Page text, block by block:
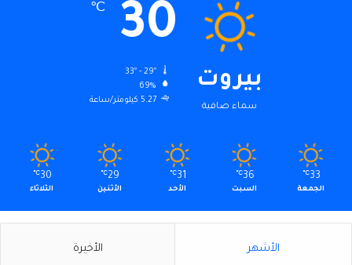
بيروت
سماء صافية
30
℃
69%
5.27 كيلومتر/ساعة
33
℃
الجمعة
36
℃
السبت
31
℃
الأحد
29
℃
الأثنين
30
℃
الثلاثاء
الأشهر الأخيرة